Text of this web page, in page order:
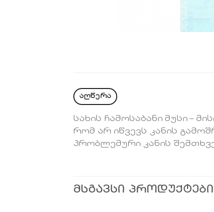
აღწერა
სახის ჩამოსაბანი მუსი –
რომ არ იწვევს კანის
პრობლემური კანის
ᲛᲡᲒᲐᲕᲡᲘ ᲞᲠᲝᲓᲣᲥᲢᲔᲑᲘ